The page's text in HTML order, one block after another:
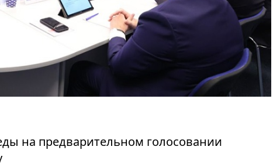
на предварительном голосовании